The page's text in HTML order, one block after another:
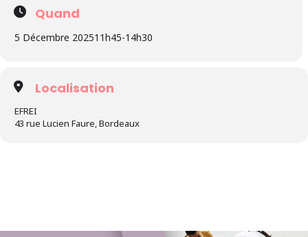
Quand
5 Décembre 202511h45-14h30
Localisation
EFREI
43 rue Lucien Faure, Bordeaux